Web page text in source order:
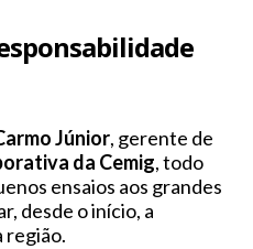
Júnior, gerente de
da Cemig, todo
ensaios aos grandes
desde o início, a